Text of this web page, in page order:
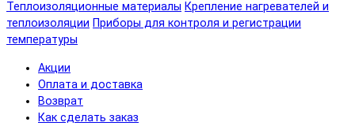
Теплоизоляционные материалы Крепление нагревателей и
теплоизоляции Приборы для контроля и регистрации
температуры
Акции
Оплата и доставка
Возврат
Как сделать заказ